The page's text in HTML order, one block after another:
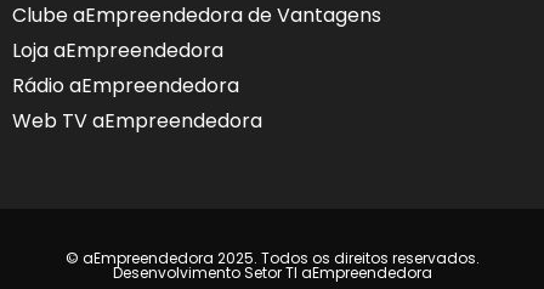
Clube aEmpreendedora de Vantagens
Loja aEmpreendedora
Rádio aEmpreendedora
Web TV aEmpreendedora
© aEmpreendedora 2025. Todos os direitos reservados.
Desenvolvimento Setor TI aEmpreendedora